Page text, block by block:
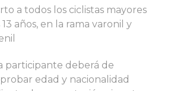
a todos los ciclistas mayores
13 años, en la rama varonil y
participante deberá de
edad y nacionalidad